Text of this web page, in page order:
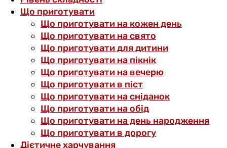
Що приготувати
Що приготувати на кожен день
Що приготувати на свято
Що приготувати для дитини
Що приготувати на пікнік
Що приготувати на вечерю
Що приготувати в піст
Що приготувати на сніданок
Що приготувати на обід
Що приготувати на день народження
Що приготувати в дорогу
Дієтичне харчування